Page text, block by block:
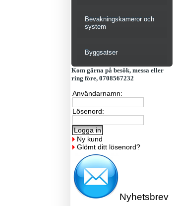
Bevakningskameror och
system
Byggsatser
Kom gärna på besök, messa eller
ring före, 0708567232
Användarnamn:
Lösenord:
Ny kund
Glömt ditt lösenord?
Nyhetsbrev